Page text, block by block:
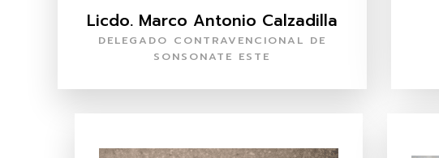
Licdo. Marco Antonio Calzadilla
DELEGADO CONTRAVENCIONAL DE
SONSONATE ESTE